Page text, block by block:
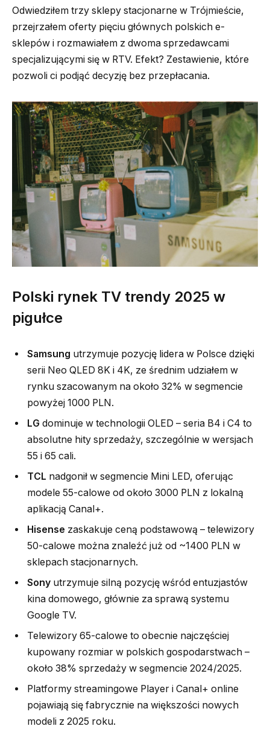
Odwiedziłem trzy sklepy stacjonarne w Trójmieście,
przejrzałem oferty pięciu głównych polskich e-
sklepów i rozmawiałem z dwoma sprzedawcami
specjalizującymi się w RTV. Efekt? Zestawienie, które
pozwoli ci podjąć decyzję bez przepłacania.
Polski rynek TV trendy 2025 w
pigułce
Samsung utrzymuje pozycję lidera w Polsce dzięki
serii Neo QLED 8K i 4K, ze średnim udziałem w
rynku szacowanym na około 32% w segmencie
powyżej 1000 PLN.
LG dominuje w technologii OLED – seria B4 i C4 to
absolutne hity sprzedaży, szczególnie w wersjach
55 i 65 cali.
TCL nadgonił w segmencie Mini LED, oferując
modele 55-calowe od około 3000 PLN z lokalną
aplikacją Canal+.
Hisense zaskakuje ceną podstawową – telewizory
50-calowe można znaleźć już od ~1400 PLN w
sklepach stacjonarnych.
Sony utrzymuje silną pozycję wśród entuzjastów
kina domowego, głównie za sprawą systemu
Google TV.
Telewizory 65-calowe to obecnie najczęściej
kupowany rozmiar w polskich gospodarstwach –
około 38% sprzedaży w segmencie 2024/2025.
Platformy streamingowe Player i Canal+ online
pojawiają się fabrycznie na większości nowych
modeli z 2025 roku.